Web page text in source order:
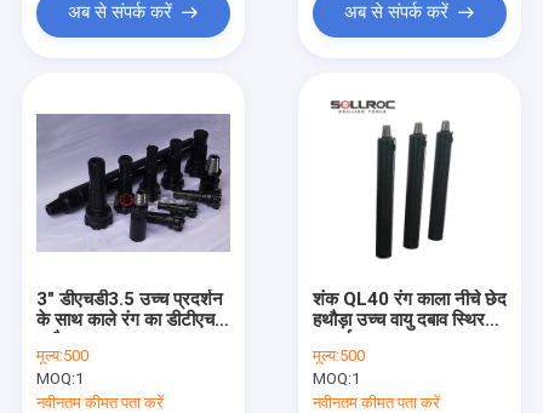
अब से संपर्क करें अब से संपर्क करें
3" डीएचडी3.5 उच्च प्रदर्शन
के साथ काले रंग का डीटीएच
मूल्य:500
MOQ:1
नवीनतम कीमत पता करें
शंक QL40 रंग काला नीचे छेद
हथौड़ा उच्च वायु दबाव स्थिर
मूल्य:500
MOQ:1
नवीनतम कीमत पता करें